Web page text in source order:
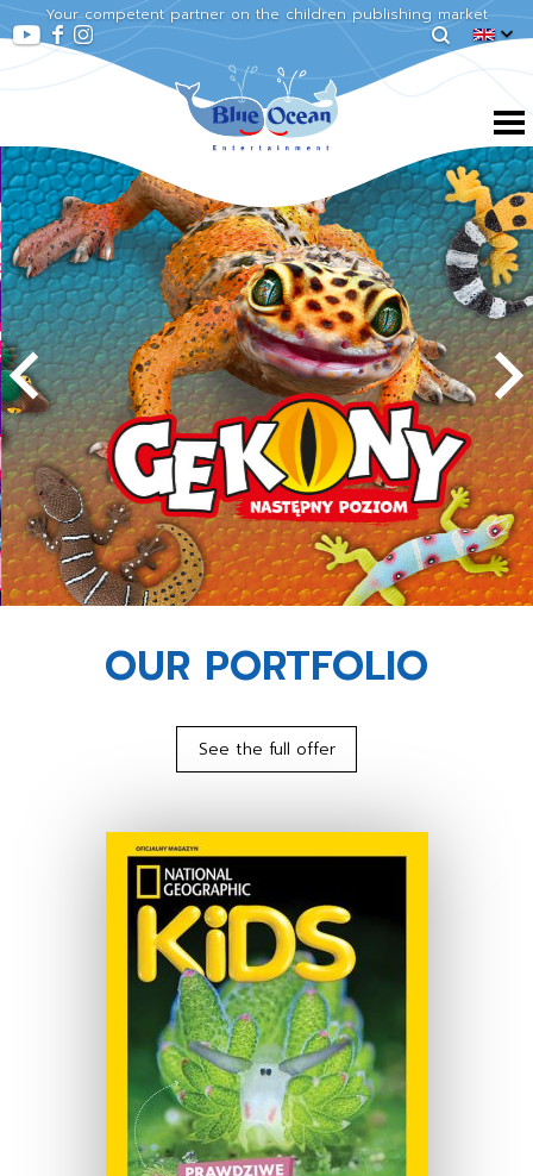
Your competent partner on the children publishing market
OUR PORTFOLIO
See the full offer